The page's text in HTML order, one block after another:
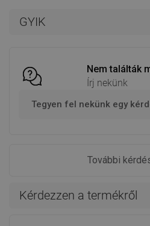
GYIK
Nem találták
Írj nekünk
Tegyen fel nekünk egy
További
Kérdezzen a termékről